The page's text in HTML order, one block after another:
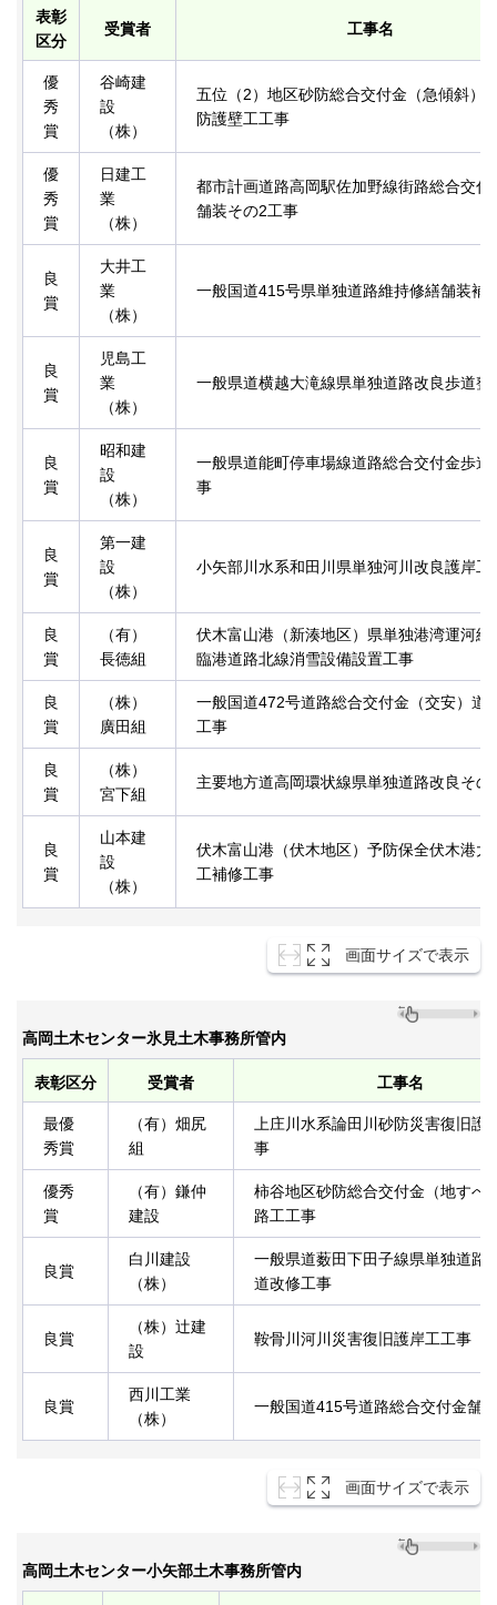
表彰
区分
受賞者 工事名
優
秀
賞
谷崎建
設
（株）
五位（2）地区砂防総合交付金（急傾斜）
防護壁工工事
優
秀
賞
日建工
業
（株）
都市計画道路高岡駅佐加野線街路総合交付
舗装その2工事
良
賞
大井工
業
（株）
一般国道415号県単独道路維持修繕舗装補
良
賞
児島工
業
（株）
一般県道横越大滝線県単独道路改良歩道整
良
賞
昭和建
設
（株）
一般県道能町停車場線道路総合交付金歩道
事
良
賞
第一建
設
（株）
小矢部川水系和田川県単独河川改良護岸工
良
賞
（有）
長徳組
伏木富山港（新湊地区）県単独港湾運河維
臨港道路北線消雪設備設置工事
良
賞
（株）
廣田組
一般国道472号道路総合交付金（交安）道
工事
良
賞
（株）
宮下組
主要地方道高岡環状線県単独道路改良その
良
賞
山本建
設
（株）
伏木富山港（伏木地区）予防保全伏木港大
工補修工事
画面サイズで表示
高岡土木センター氷見土木事務所管内
表彰区分 受賞者 工事名
最優
秀賞
（有）畑尻
組
上庄川水系論田川砂防災害復旧護
事
優秀
賞
（有）鎌仲
建設
柿谷地区砂防総合交付金（地すべ
路工工事
良賞
白川建設
（株）
一般県道薮田下田子線県単独道路
道改修工事
良賞
（株）辻建
設
鞍骨川河川災害復旧護岸工工事
良賞
西川工業
（株）
一般国道415号道路総合交付金舗
画面サイズで表示
高岡土木センター小矢部土木事務所管内